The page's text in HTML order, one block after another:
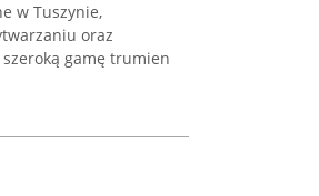
w Tuszynie,
oraz
gamę trumien